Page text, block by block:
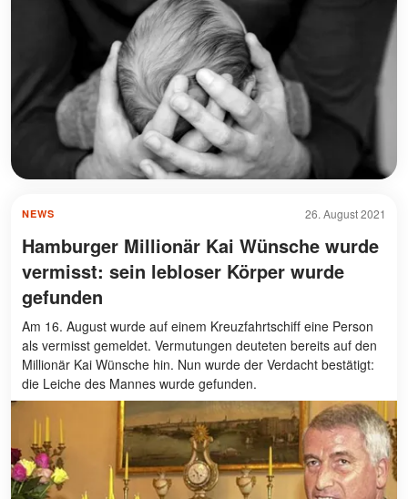
26. August 2021
NEWS
Hamburger Millionär Kai Wünsche wurde
vermisst: sein lebloser Körper wurde
gefunden
Am 16. August wurde auf einem Kreuzfahrtschiff eine Person
als vermisst gemeldet. Vermutungen deuteten bereits auf den
Millionär Kai Wünsche hin. Nun wurde der Verdacht bestätigt:
die Leiche des Mannes wurde gefunden.